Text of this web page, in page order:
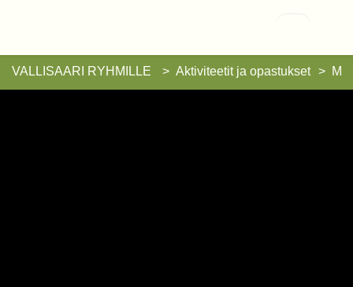
VALLISAARI RYHMILLE Aktiviteetit ja opastukset